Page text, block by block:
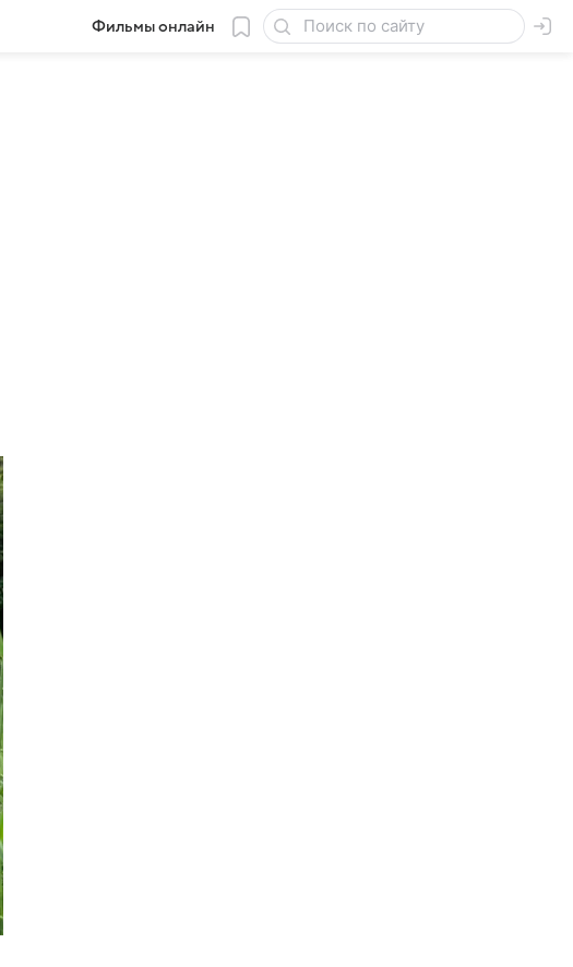
Фильмы онлайн